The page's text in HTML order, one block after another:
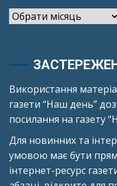
Архіви
Використання
газети “Наш день”
посилання на газету
Для новинних та
умовою має бути
інтернет-ресурс